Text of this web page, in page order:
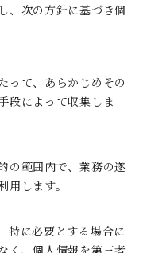
特別措置
、次の方針に基づき個
って、あらかじめその
段によって収集しま
の範囲内で、業務の遂
します。
特に必要とする場合に
く、個人情報を第三者